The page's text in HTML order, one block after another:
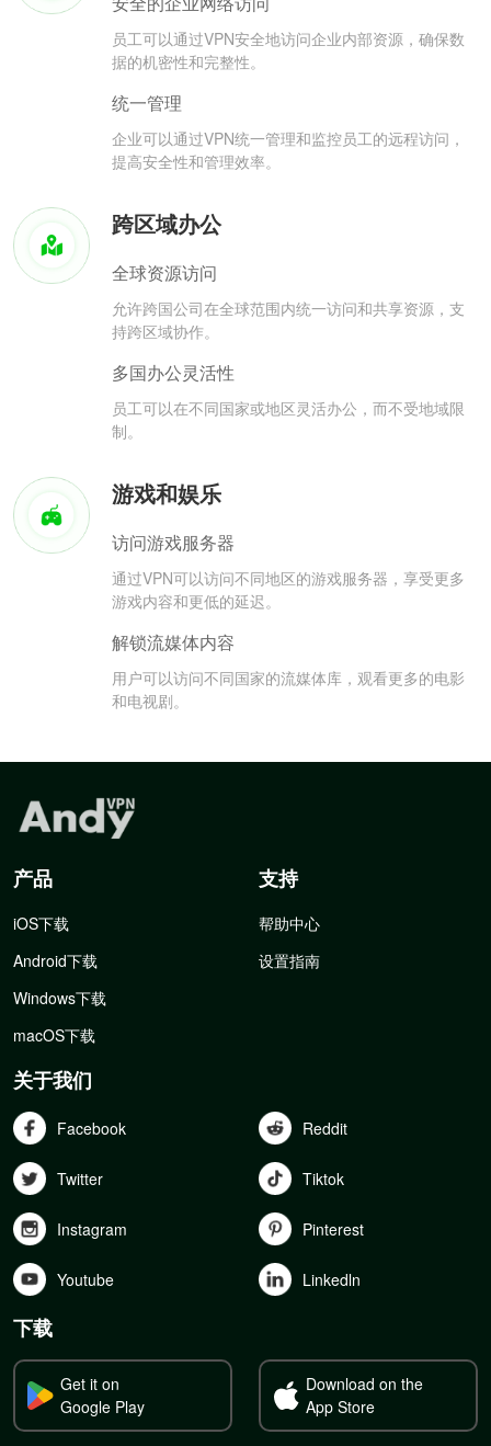
员工可以通过VPN安全地访问企业内部资源，确保数
据的机密性和完整性。
统一管理
企业可以通过VPN统一管理和监控员工的远程访问，
提高安全性和管理效率。
跨区域办公
全球资源访问
允许跨国公司在全球范围内统一访问和共享资源，支
持跨区域协作。
多国办公灵活性
员工可以在不同国家或地区灵活办公，而不受地域限
制。
游戏和娱乐
访问游戏服务器
通过VPN可以访问不同地区的游戏服务器，享受更多
游戏内容和更低的延迟。
解锁流媒体内容
用户可以访问不同国家的流媒体库，观看更多的电影
和电视剧。
产品
iOS下载
Android下载
Windows下载
macOS下载
支持
帮助中心
设置指南
关于我们
Facebook Reddit
Twitter Tiktok
Instagram Pinterest
Youtube Linkedln
下载
Get it on
Google Play
Download on the
App Store